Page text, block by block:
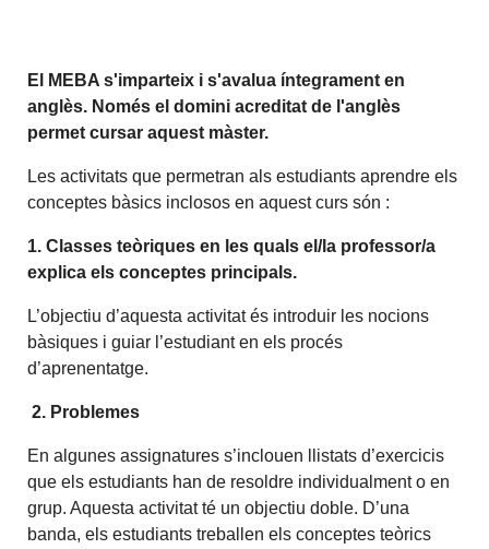
El MEBA s'imparteix i s'avalua íntegrament en
anglès. Només el domini acreditat de l'anglès
permet cursar aquest màster.
Les activitats que permetran als estudiants aprendre els
conceptes bàsics inclosos en aquest curs són :
1. Classes teòriques en les quals el/la professor/a
explica els conceptes principals.
L’objectiu d’aquesta activitat és introduir les nocions
bàsiques i guiar l’estudiant en els procés
d’aprenentatge.
2. Problemes
En algunes assignatures s’inclouen llistats d’exercicis
que els estudiants han de resoldre individualment o en
grup. Aquesta activitat té un objectiu doble. D’una
banda, els estudiants treballen els conceptes teòrics